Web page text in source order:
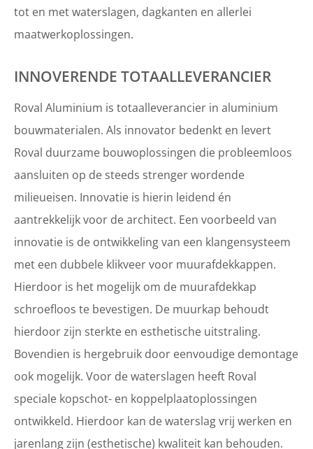
tot en met waterslagen, dagkanten en allerlei
maatwerkoplossingen.
INNOVERENDE TOTAALLEVERANCIER
Roval Aluminium is totaalleverancier in aluminium
bouwmaterialen. Als innovator bedenkt en levert
Roval duurzame bouwoplossingen die probleemloos
aansluiten op de steeds strenger wordende
milieueisen. Innovatie is hierin leidend én
aantrekkelijk voor de architect. Een voorbeeld van
innovatie is de ontwikkeling van een klangensysteem
met een dubbele klikveer voor muurafdekkappen.
Hierdoor is het mogelijk om de muurafdekkap
schroefloos te bevestigen. De muurkap behoudt
hierdoor zijn sterkte en esthetische uitstraling.
Bovendien is hergebruik door eenvoudige demontage
ook mogelijk. Voor de waterslagen heeft Roval
speciale kopschot- en koppelplaatoplossingen
ontwikkeld. Hierdoor kan de waterslag vrij werken en
jarenlang zijn (esthetische) kwaliteit kan behouden.